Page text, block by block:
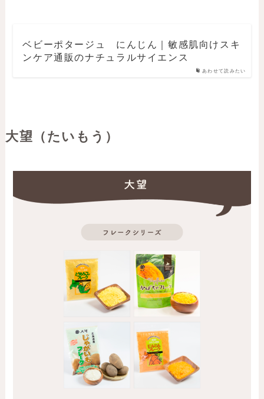
あわせて読みたい
ベビーポタージュ にんじん｜敏感肌向けスキ
ンケア通販のナチュラルサイエンス
大望（たいもう）